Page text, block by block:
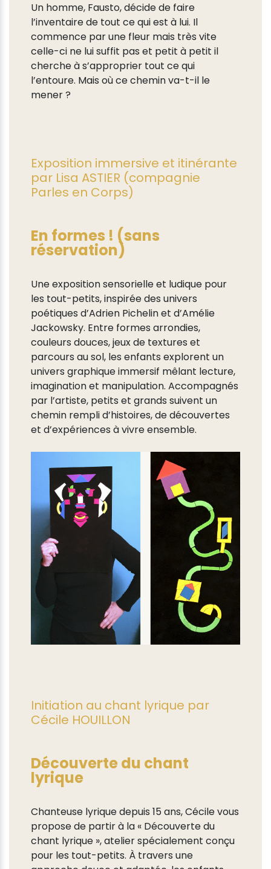
Un homme, Fausto, décide de faire
l’inventaire de tout ce qui est à lui. Il
commence par une fleur mais très vite
celle-ci ne lui suffit pas et petit à petit il
cherche à s’approprier tout ce qui
l’entoure. Mais où ce chemin va-t-il le
mener ?
Exposition immersive et itinérante
par Lisa ASTIER (compagnie
Parles en Corps)
En formes ! (sans
réservation)
Une exposition sensorielle et ludique pour
les tout-petits, inspirée des univers
poétiques d’Adrien Pichelin et d’Amélie
Jackowsky. Entre formes arrondies,
couleurs douces, jeux de textures et
parcours au sol, les enfants explorent un
univers graphique immersif mêlant lecture,
imagination et manipulation. Accompagnés
par l’artiste, petits et grands suivent un
chemin rempli d’histoires, de découvertes
et d’expériences à vivre ensemble.
Initiation au chant lyrique par
Cécile HOUILLON
Découverte du chant
lyrique
Chanteuse lyrique depuis 15 ans, Cécile vous
propose de partir à la « Découverte du
chant lyrique », atelier spécialement conçu
pour les tout-petits. À travers une